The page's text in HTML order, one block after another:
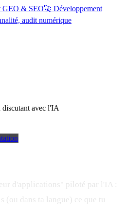
GEO & SEO🚀 Développement
audit numérique
discutant avec l'IA
d'applications" piloté par l'IA :
(ou dans ta langue) ce que tu